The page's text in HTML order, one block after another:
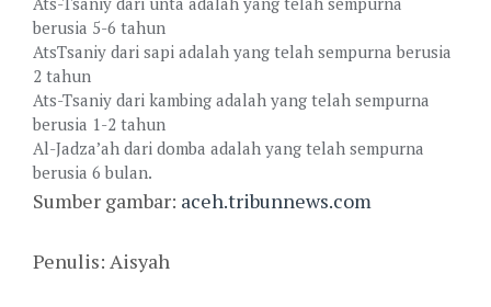
berusia 5-6 tahun
AtsTsaniy dari sapi adalah yang telah sempurna berusia
2 tahun
Ats-Tsaniy dari kambing adalah yang telah sempurna
berusia 1-2 tahun
Al-Jadza’ah dari domba adalah yang telah sempurna
berusia 6 bulan.
Sumber gambar: aceh.tribunnews.com
Penulis: Aisyah